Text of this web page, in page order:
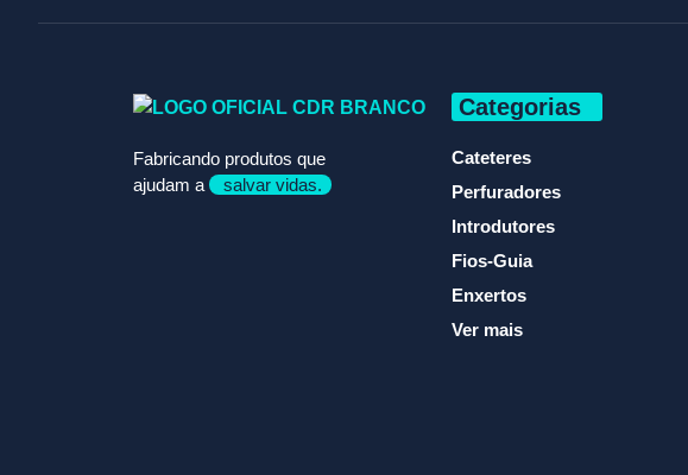
Fabricando produtos que
ajudam a
salvar vidas.
Categorias
Cateteres
Perfuradores
Introdutores
Fios-Guia
Enxertos
Ver mais